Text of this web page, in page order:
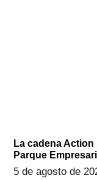
La cadena
Parque
5 de agosto de